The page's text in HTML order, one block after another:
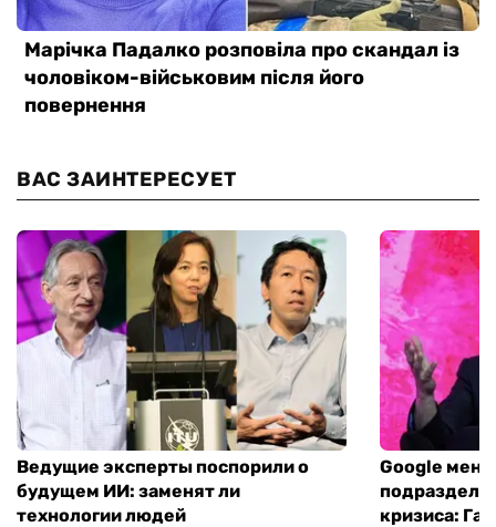
ВАС ЗАИНТЕРЕСУЕТ
Ведущие эксперты поспорили о
будущем ИИ: заменят ли
технологии людей
Google
кризиса: